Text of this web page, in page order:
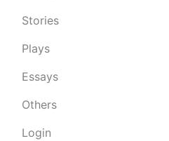
Stories
Plays
Essays
Others
Login